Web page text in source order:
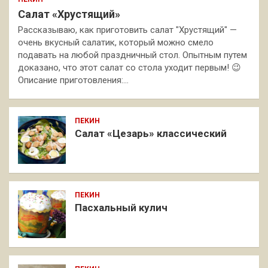
Салат «Хрустящий»
Рассказываю, как приготовить салат "Хрустящий" —
очень вкусный салатик, который можно смело
подавать на любой праздничный стол. Опытным путем
доказано, что этот салат со стола уходит первым! 😉
Описание приготовления:…
ПЕКИН
Салат «Цезарь» классический
ПЕКИН
Пасхальный кулич